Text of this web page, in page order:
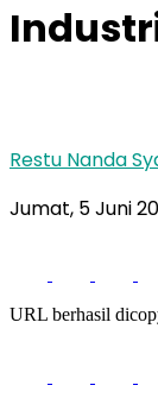
Restu Nanda
Jumat, 5 Juni
URL berhasil